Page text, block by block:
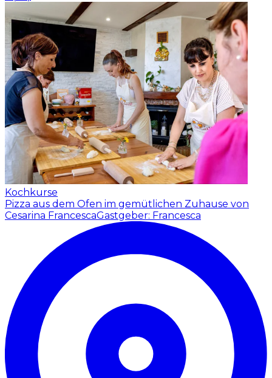
Kochkurse
Pizza aus dem Ofen im gemütlichen Zuhause von
Cesarina FrancescaGastgeber: Francesca